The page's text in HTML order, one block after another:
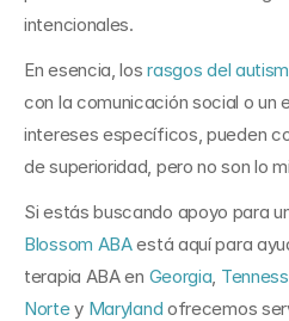
intencionales.
En esencia, los rasgos del
con la comunicación social o un
intereses específicos, pueden
de superioridad, pero no son lo
Blossom ABA está aquí para
terapia ABA en Georgia,
Norte y Maryland ofrecemos